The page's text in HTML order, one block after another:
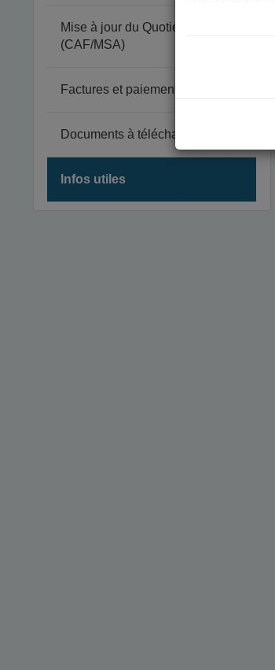
Mise à jour du Quotient Familial
(CAF/MSA)
Factures et paiement
Documents à télécharger
Infos utiles